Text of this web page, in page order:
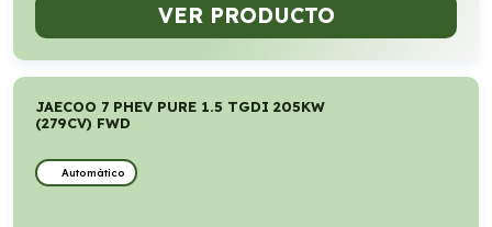
VER PRODUCTO
JAECOO 7 PHEV PURE 1.5 TGDI 205KW
(279CV) FWD
Automático